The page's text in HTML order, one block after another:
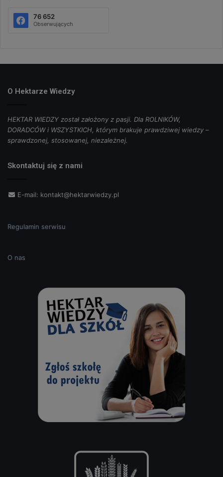
76 652
Obserwujących
O Hektarze Wiedzy
HEKTAR WIEDZY został założony z pasji. Dla ROLNIKÓW,
DORADCÓW i WSZYSTKICH, którym brakuje prawdziwej wiedzy –
sprawdzonej, stosowanej, niezależnej.
Skontaktuj się z nami
E-mail: kontakt@hektarwiedzy.pl
Regulamin serwisu
O nas